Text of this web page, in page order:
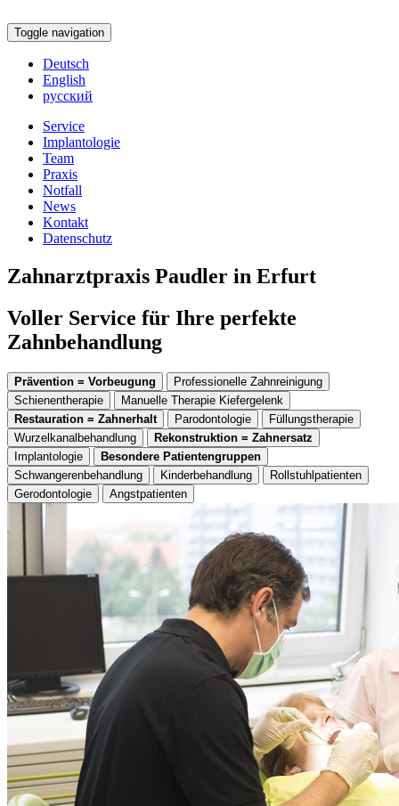
Toggle navigation
Deutsch
English
русский
Service
Implantologie
Team
Praxis
Notfall
News
Kontakt
Datenschutz
Zahnarztpraxis Paudler in Erfurt
Voller Service für Ihre perfekte
Zahnbehandlung
Prävention = Vorbeugung
Professionelle Zahnreinigung
Schienentherapie
Manuelle Therapie Kiefergelenk
Restauration = Zahnerhalt
Parodontologie
Füllungstherapie
Wurzelkanalbehandlung
Rekonstruktion = Zahnersatz
Implantologie
Besondere Patientengruppen
Schwangerenbehandlung
Kinderbehandlung
Rollstuhlpatienten
Gerodontologie
Angstpatienten